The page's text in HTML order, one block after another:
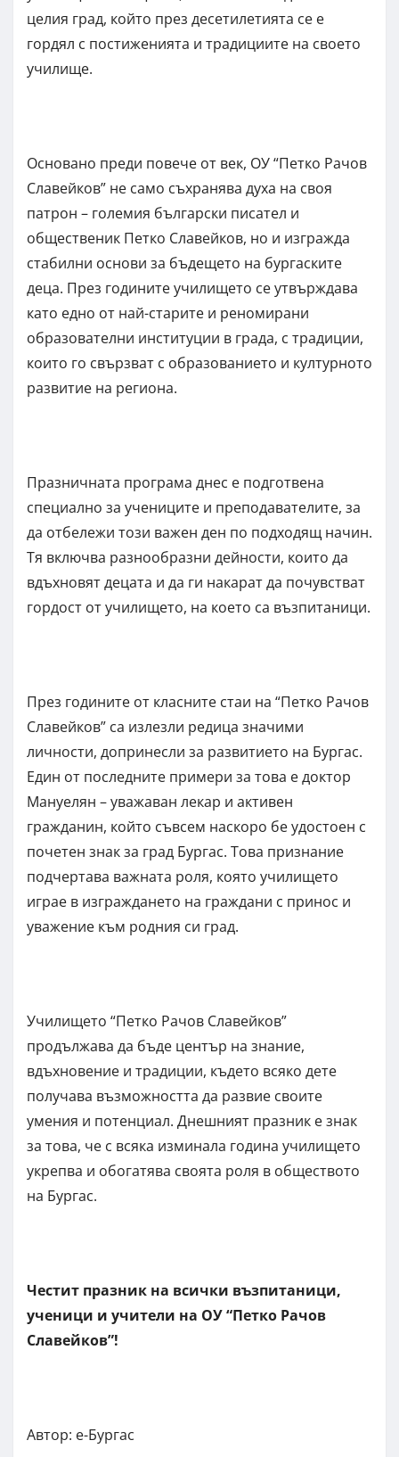
целия град, който през десетилетията се е
гордял с постиженията и традициите на своето
училище.
Основано преди повече от век, ОУ “Петко Рачов
Славейков” не само съхранява духа на своя
патрон – големия български писател и
общественик Петко Славейков, но и изгражда
стабилни основи за бъдещето на бургаските
деца. През годините училището се утвърждава
като едно от най-старите и реномирани
образователни институции в града, с традиции,
които го свързват с образованието и културното
развитие на региона.
Празничната програма днес е подготвена
специално за учениците и преподавателите, за
да отбележи този важен ден по подходящ начин.
Тя включва разнообразни дейности, които да
вдъхновят децата и да ги накарат да почувстват
гордост от училището, на което са възпитаници.
През годините от класните стаи на “Петко Рачов
Славейков” са излезли редица значими
личности, допринесли за развитието на Бургас.
Един от последните примери за това е доктор
Мануелян – уважаван лекар и активен
гражданин, който съвсем наскоро бе удостоен с
почетен знак за град Бургас. Това признание
подчертава важната роля, която училището
играе в изграждането на граждани с принос и
уважение към родния си град.
Училището “Петко Рачов Славейков”
продължава да бъде център на знание,
вдъхновение и традиции, където всяко дете
получава възможността да развие своите
умения и потенциал. Днешният празник е знак
за това, че с всяка изминала година училището
укрепва и обогатява своята роля в обществото
на Бургас.
Честит празник на всички възпитаници,
ученици и учители на ОУ “Петко Рачов
Славейков”!
Автор: е-Бургас